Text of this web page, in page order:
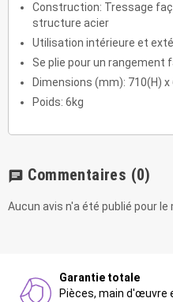
Construction: Tressage
structure acier
Utilisation intérieure et
Se plie pour un rangement
Dimensions (mm): 710(H) x
Poids: 6kg
chat Commentaires (0)
Aucun avis n'a été publié pour le
Garantie totale
Pièces, main d'œuvre